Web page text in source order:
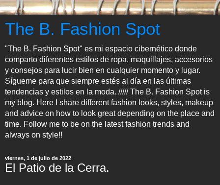
The B. Fashion Spot
"The B. Fashion Spot" es mi espacio cibernético donde
comparto diferentes estilos de ropa, maquillajes, accesorios
y consejos para lucir bien en cualquier momento y lugar.
Sígueme para que siempre estés al día en las últimas
tendencias y estilos en la moda. ///// The B. Fashion Spot is
my blog. Here I share different fashion looks, styles, makeup
and advice on how to look great depending on the place and
time. Follow me to be on the latest fashion trends and
always on style!!
viernes, 1 de julio de 2022
El Patio de la Cerra.